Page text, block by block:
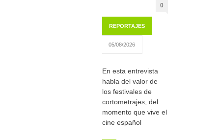
0
REPORTAJES
05/08/2026
En esta entrevista
habla del valor de
los festivales de
cortometrajes, del
momento que vive el
cine español